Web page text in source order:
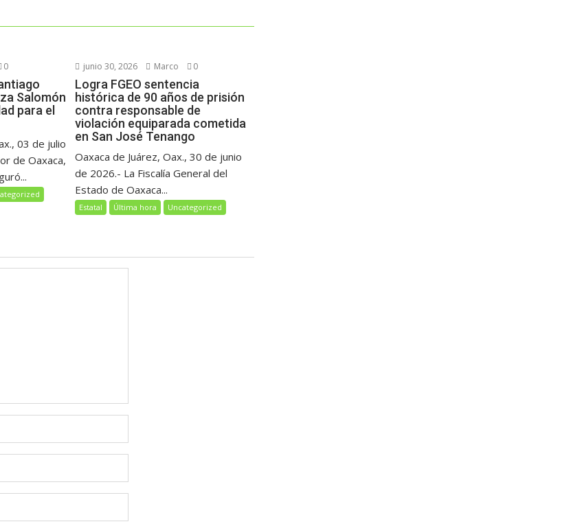
0
Salomón
para el
03 de julio
de Oaxaca,
junio 30, 2026 Marco 0
Logra FGEO sentencia
histórica de 90 años de prisión
contra responsable de
violación equiparada cometida
en San José Tenango
Oaxaca de Juárez, Oax., 30 de junio
de 2026.- La Fiscalía General del
Estado de Oaxaca...
Estatal Última hora Uncategorized